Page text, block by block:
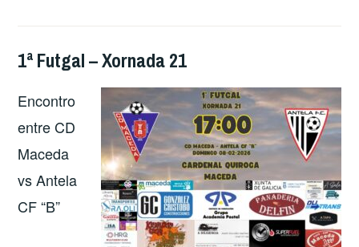
1ª Futgal – Xornada 21
Encontro
entre CD
Maceda
vs Antela
CF “B”